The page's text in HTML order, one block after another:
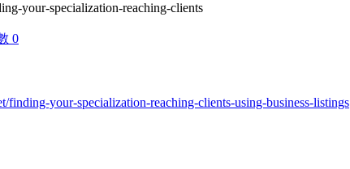
your-specialization-reaching-clients
0
finding-your-specialization-reaching-clients-using-business-listings